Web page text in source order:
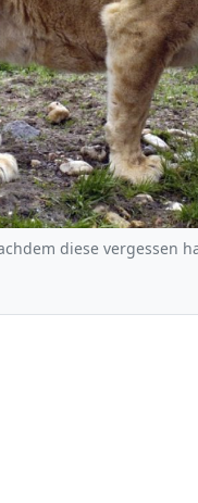
diese vergessen